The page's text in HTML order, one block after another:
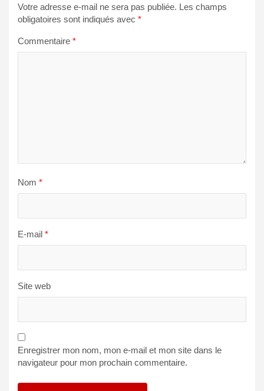
Votre adresse e-mail ne sera pas publiée. Les champs
obligatoires sont indiqués avec *
Commentaire *
Nom *
E-mail *
Site web
Enregistrer mon nom, mon e-mail et mon site dans le
navigateur pour mon prochain commentaire.